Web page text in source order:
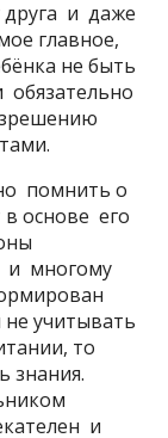
и даже
главное,
не быть
обязательно
помнить о
основе его
и многому
учитывать
то
знания.
и